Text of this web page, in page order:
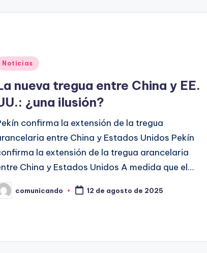
Noticias
nueva tregua entre China y EE.
¿una ilusión?
confirma la extensión de la tregua
entre China y Estados Unidos Pekín
la extensión de la tregua arancelaria
China y Estados Unidos A medida que el…
comunicando 12 de agosto de 2025